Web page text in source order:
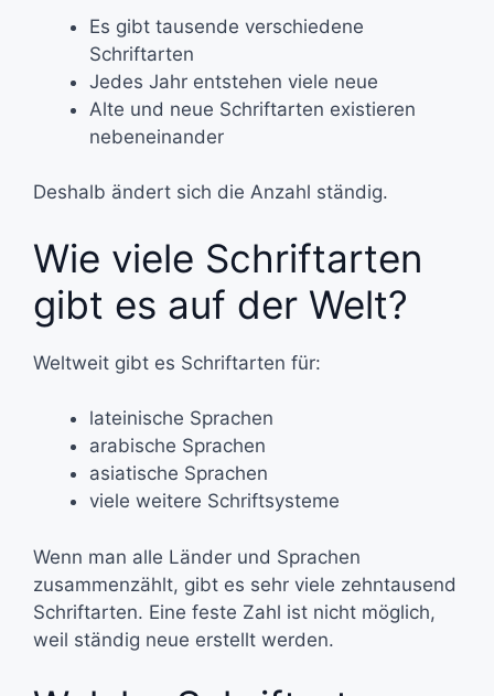
Es gibt tausende verschiedene
Schriftarten
Jedes Jahr entstehen viele neue
Alte und neue Schriftarten existieren
nebeneinander
Deshalb ändert sich die Anzahl ständig.
Wie viele Schriftarten
gibt es auf der Welt?
Weltweit gibt es Schriftarten für:
lateinische Sprachen
arabische Sprachen
asiatische Sprachen
viele weitere Schriftsysteme
Wenn man alle Länder und Sprachen
zusammenzählt, gibt es sehr viele zehntausend
Schriftarten. Eine feste Zahl ist nicht möglich,
weil ständig neue erstellt werden.